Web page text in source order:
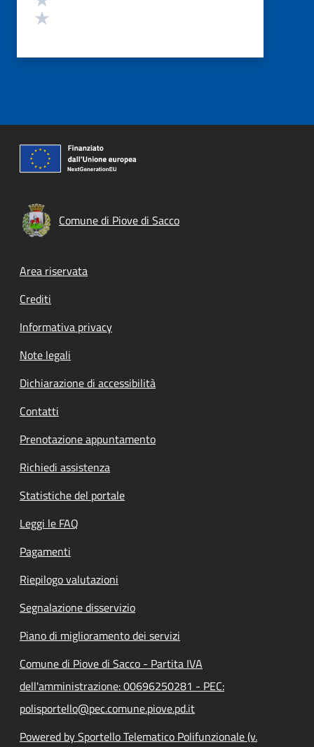
Comune di Piove di Sacco
Footer menu
Area riservata
Crediti
Informativa privacy
Note legali
Dichiarazione di accessibilità
Contatti
Prenotazione appuntamento
Richiedi assistenza
Statistiche del portale
Leggi le FAQ
Pagamenti
Riepilogo valutazioni
Segnalazione disservizio
Piano di miglioramento dei servizi
Comune di Piove di Sacco - Partita IVA
dell'amministrazione: 00696250281 - PEC:
polisportello@pec.comune.piove.pd.it
Powered by Sportello Telematico Polifunzionale (v.